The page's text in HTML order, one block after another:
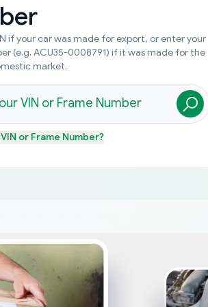
if your car was made for export, or enter your
(e.g. ACU35-0008791) if it was made for the
market.
VIN or Frame Number?